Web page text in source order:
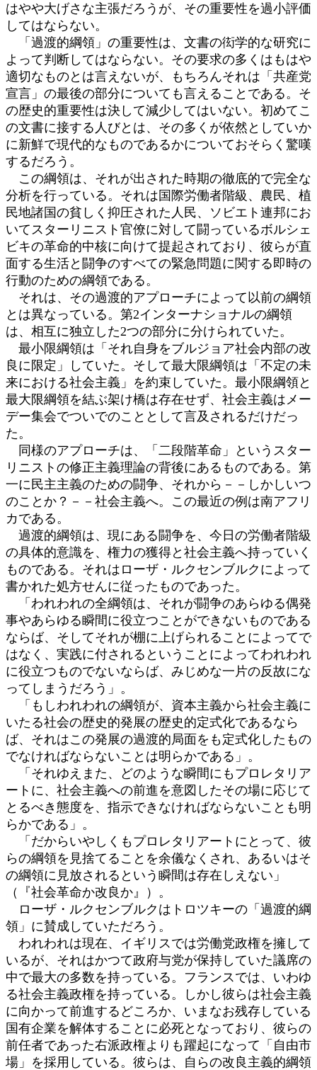
はやや大げさな主張だろうが、その重要性を過小評価
してはならない。
「過渡的綱領」の重要性は、文書の衒学的な研究に
よって判断してはならない。その要求の多くはもはや
適切なものとは言えないが、もちろんそれは「共産党
宣言」の最後の部分についても言えることである。そ
の歴史的重要性は決して減少してはいない。初めてこ
の文書に接する人びとは、その多くが依然としていか
に新鮮で現代的なものであるかについておそらく驚嘆
するだろう。
この綱領は、それが出された時期の徹底的で完全な
分析を行っている。それは国際労働者階級、農民、植
民地諸国の貧しく抑圧された人民、ソビエト連邦にお
いてスターリニスト官僚に対して闘っているボルシェ
ビキの革命的中核に向けて提起されており、彼らが直
面する生活と闘争のすべての緊急問題に関する即時の
行動のための綱領である。
それは、その過渡的アプローチによって以前の綱領
とは異なっている。第2インターナショナルの綱領
は、相互に独立した2つの部分に分けられていた。
最小限綱領は「それ自身をブルジョア社会内部の改
良に限定」していた。そして最大限綱領は「不定の未
来における社会主義」を約束していた。最小限綱領と
最大限綱領を結ぶ架け橋は存在せず、社会主義はメー
デー集会でついでのこととして言及されるだけだっ
た。
同様のアプローチは、「二段階革命」というスター
リニストの修正主義理論の背後にあるものである。第
一に民主主義のための闘争、それから－－しかしいつ
のことか？－－社会主義へ。この最近の例は南アフリ
カである。
過渡的綱領は、現にある闘争を、今日の労働者階級
の具体的意識を、権力の獲得と社会主義へ持っていく
ものである。それはローザ・ルクセンブルクによって
書かれた処方せんに従ったものであった。
「われわれの全綱領は、それが闘争のあらゆる偶発
事やあらゆる瞬間に役立つことができないものである
ならば、そしてそれが棚に上げられることによってで
はなく、実践に付されるということによってわれわれ
に役立つものでないならば、みじめな一片の反故にな
ってしまうだろう」。
「もしわれわれの綱領が、資本主義から社会主義に
いたる社会の歴史的発展の歴史的定式化であるなら
ば、それはこの発展の過渡的局面をも定式化したもの
でなければならないことは明らかである」。
「それゆえまた、どのような瞬間にもプロレタリア
ートに、社会主義への前進を意図したその場に応じて
とるべき態度を、指示できなければならないことも明
らかである」。
「だからいやしくもプロレタリアートにとって、彼
らの綱領を見捨てることを余儀なくされ、あるいはそ
の綱領に見放されるという瞬間は存在しえない」
（『社会革命か改良か』）。
ローザ・ルクセンブルクはトロツキーの「過渡的綱
領」に賛成していただろう。
われわれは現在、イギリスでは労働党政権を擁して
いるが、それはかつて政府与党が保持していた議席の
中で最大の多数を持っている。フランスでは、いわゆ
る社会主義政権を持っている。しかし彼らは社会主義
に向かって前進するどころか、いまなお残存している
国有企業を解体することに必死となっており、彼らの
前任者であった右派政権よりも躍起になって「自由市
場」を採用している。彼らは、自らの改良主義的綱領